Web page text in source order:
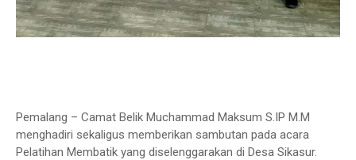
Pemalang – Camat Belik Muchammad Maksum S.IP M.M
menghadiri sekaligus memberikan sambutan pada acara
Pelatihan Membatik yang diselenggarakan di Desa Sikasur.